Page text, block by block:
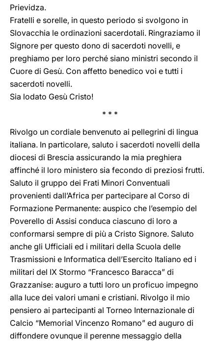
Prievidza.
Fratelli e sorelle, in questo periodo si svolgono in
Slovacchia le ordinazioni sacerdotali. Ringraziamo il
Signore per questo dono di sacerdoti novelli, e
preghiamo per loro perché siano ministri secondo il
Cuore di Gesù. Con affetto benedico voi e tutti i
sacerdoti novelli.
Sia lodato Gesù Cristo!
* * *
Rivolgo un cordiale benvenuto ai pellegrini di lingua
italiana. In particolare, saluto i sacerdoti novelli della
diocesi di Brescia assicurando la mia preghiera
affinché il loro ministero sia fecondo di preziosi frutti.
Saluto il gruppo dei Frati Minori Conventuali
provenienti dall’Africa per partecipare al Corso di
Formazione Permanente: auspico che l’esempio del
Poverello di Assisi conduca ciascuno di loro a
conformarsi sempre di più a Cristo Signore. Saluto
anche gli Ufficiali ed i militari della Scuola delle
Trasmissioni e Informatica dell’Esercito Italiano ed i
militari del IX Stormo “Francesco Baracca” di
Grazzanise: auguro a tutti loro un proficuo impegno
alla luce dei valori umani e cristiani. Rivolgo il mio
pensiero ai partecipanti al Torneo Internazionale di
Calcio “Memorial Vincenzo Romano” ed auguro di
diffondere ovunque il perenne messaggio della